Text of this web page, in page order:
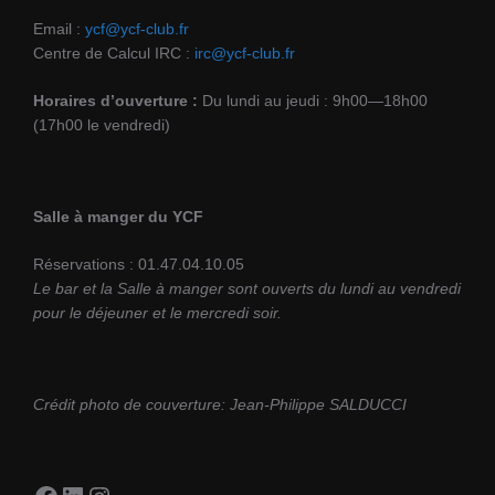
Email : ycf@ycf-club.fr
Centre de Calcul IRC : irc@ycf-club.fr
Horaires d’ouverture : Du lundi au jeudi : 9h00—18h00
(17h00 le vendredi)
Salle à manger du YCF
Réservations : 01.47.04.10.05
Le bar et la Salle à manger sont ouverts du lundi au vendredi
pour le déjeuner et le mercredi soir.
Crédit photo de couverture: Jean-Philippe SALDUCCI